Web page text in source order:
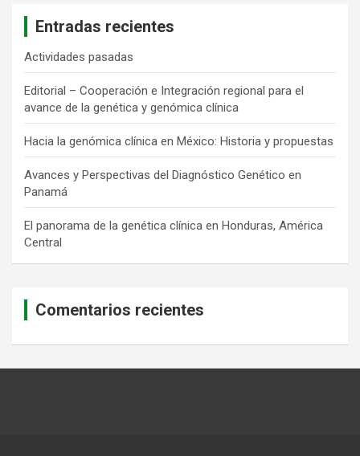
Entradas recientes
Actividades pasadas
Editorial – Cooperación e Integración regional para el
avance de la genética y genómica clínica
Hacia la genómica clínica en México: Historia y propuestas
Avances y Perspectivas del Diagnóstico Genético en
Panamá
El panorama de la genética clínica en Honduras, América
Central
Comentarios recientes